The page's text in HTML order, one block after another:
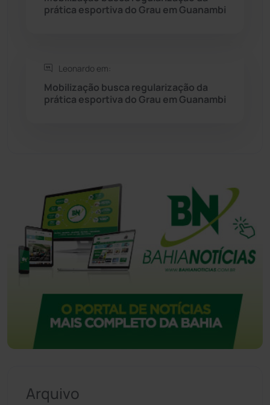
Tanhaçu (425)
prática esportiva do Grau em Guanambi
Leonardo em:
Mobilização busca regularização da
prática esportiva do Grau em Guanambi
Arquivo